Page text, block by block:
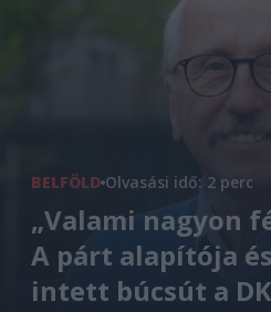
BELFÖLD Olvasási idő: 2 perc
„Valami nagyon
A párt alapítója
intett búcsút a